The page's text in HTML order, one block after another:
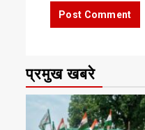
प्रमुख खबरे